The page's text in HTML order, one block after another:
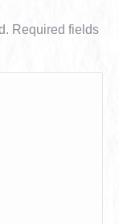
Required fields